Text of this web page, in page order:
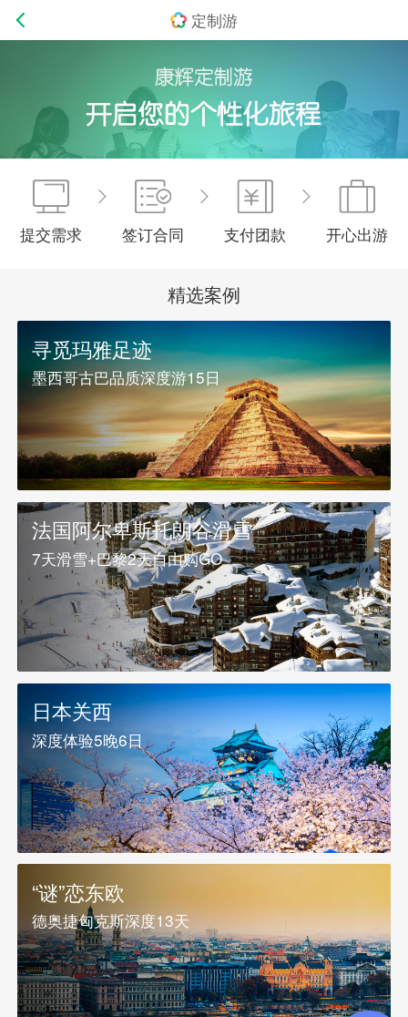
定制游
提交需求 签订合同 支付团款 开心出游
精选案例
寻觅玛雅足迹
墨西哥古巴品质深度游15日
法国阿尔卑斯托朗谷滑雪
7天滑雪+巴黎2天自由购GO
日本关西
深度体验5晚6日
“谜”恋东欧
德奥捷匈克斯深度13天